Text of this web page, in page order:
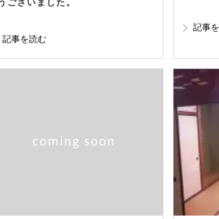
ございました。
記事を読む
記事